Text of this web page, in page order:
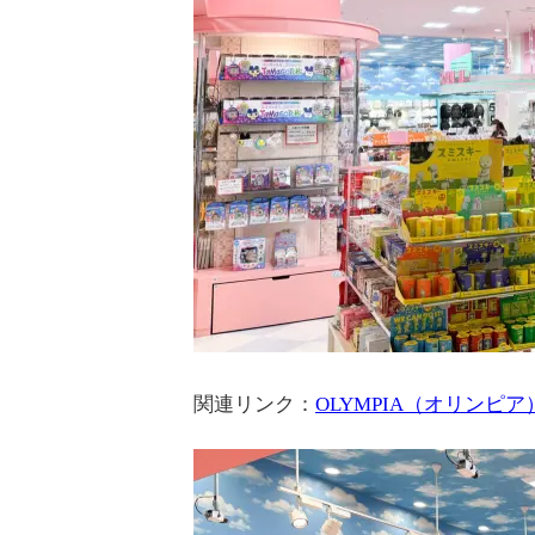
関連リンク： OLYMPIA（オリンピア